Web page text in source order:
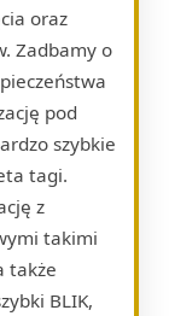
oraz
Zadbamy o
pod
szybkie
tagi.
z
takimi
także
BLIK,